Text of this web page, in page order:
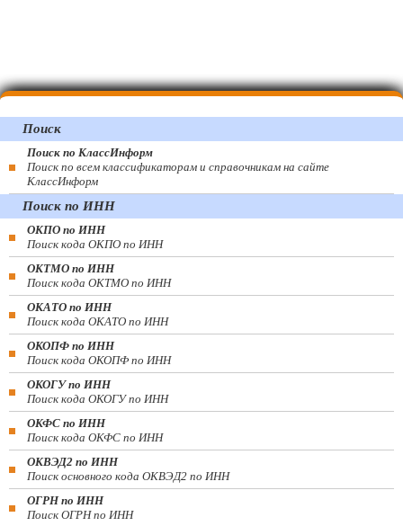
Поиск
Поиск по КлассИнформ
Поиск по всем классификаторам и справочникам на сайте
КлассИнформ
Поиск по ИНН
ОКПО по ИНН
Поиск кода ОКПО по ИНН
ОКТМО по ИНН
Поиск кода ОКТМО по ИНН
ОКАТО по ИНН
Поиск кода ОКАТО по ИНН
ОКОПФ по ИНН
Поиск кода ОКОПФ по ИНН
ОКОГУ по ИНН
Поиск кода ОКОГУ по ИНН
ОКФС по ИНН
Поиск кода ОКФС по ИНН
ОКВЭД2 по ИНН
Поиск основного кода ОКВЭД2 по ИНН
ОГРН по ИНН
Поиск ОГРН по ИНН